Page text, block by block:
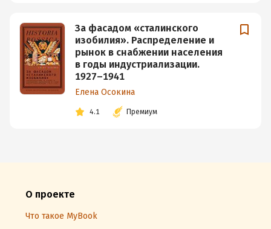
За фасадом «сталинского
изобилия». Распределение и
рынок в снабжении населения
в годы индустриализации.
1927–1941
Елена Осокина
4.1 Премиум
О проекте
Что такое MyBook